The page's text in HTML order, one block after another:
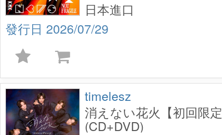
2026/07/29
日本進口
timelesz
消えない花火【初回限
(CD+DVD)